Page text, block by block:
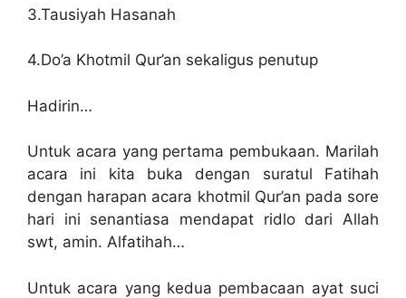
3.Tausiyah Hasanah
4.Do’a Khotmil Qur’an sekaligus penutup
Hadirin…
Untuk acara yang pertama pembukaan. Marilah
acara ini kita buka dengan suratul Fatihah
dengan harapan acara khotmil Qur’an pada sore
hari ini senantiasa mendapat ridlo dari Allah
swt, amin. Alfatihah…
Untuk acara yang kedua pembacaan ayat suci